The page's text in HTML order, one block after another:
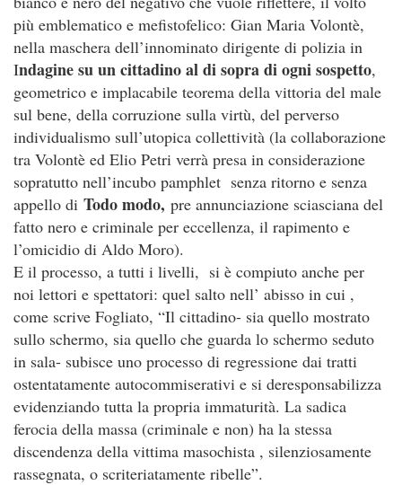
più emblematico e mefistofelico: Gian Maria Volontè,
nella maschera dell’innominato dirigente di polizia in
Indagine su un cittadino al di sopra di ogni sospetto,
geometrico e implacabile teorema della vittoria del male
sul bene, della corruzione sulla virtù, del perverso
individualismo sull’utopica collettività (la collaborazione
tra Volontè ed Elio Petri verrà presa in considerazione
sopratutto nell’incubo pamphlet senza ritorno e senza
appello di Todo modo, pre annunciazione sciasciana del
fatto nero e criminale per eccellenza, il rapimento e
l’omicidio di Aldo Moro).
E il processo, a tutti i livelli, si è compiuto anche per
noi lettori e spettatori: quel salto nell’ abisso in cui ,
come scrive Fogliato, “Il cittadino- sia quello mostrato
sullo schermo, sia quello che guarda lo schermo seduto
in sala- subisce uno processo di regressione dai tratti
ostentatamente autocommiserativi e si deresponsabilizza
evidenziando tutta la propria immaturità. La sadica
ferocia della massa (criminale e non) ha la stessa
discendenza della vittima masochista , silenziosamente
rassegnata, o scriteriatamente ribelle”.